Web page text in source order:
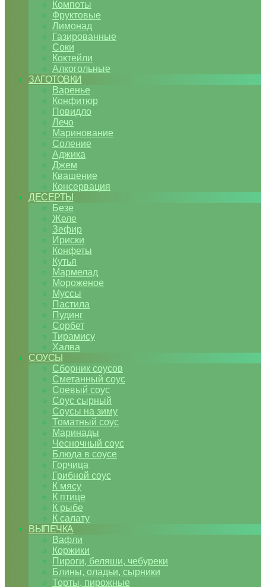
Компоты
Фруктовые
Лимонад
Газированные
Соки
Коктейли
Алкогольные
ЗАГОТОВКИ
Варенье
Конфитюр
Повидло
Лечо
Маринование
Соление
Аджика
Джем
Квашение
Консервация
ДЕСЕРТЫ
Безе
Желе
Зефир
Ириски
Конфеты
Кутья
Мармелад
Мороженое
Муссы
Пастила
Пудинг
Сорбет
Тирамису
Халва
СОУСЫ
Сборник соусов
Сметанный соус
Соевый соус
Соус сырный
Соусы на зиму
Томатный соус
Маринады
Чесночный соус
Блюда в соусе
Горчица
Грибной соус
К мясу
К птице
К рыбе
К салату
ВЫПЕЧКА
Вафли
Коржики
Пироги, беляши, чебуреки
Блины, оладьи, сырники
Торты, пирожные